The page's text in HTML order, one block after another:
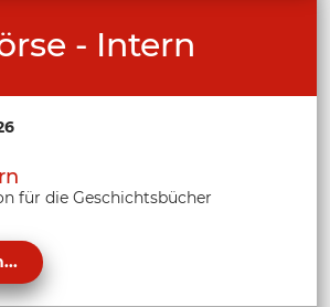
- Intern
für die Geschichtsbücher